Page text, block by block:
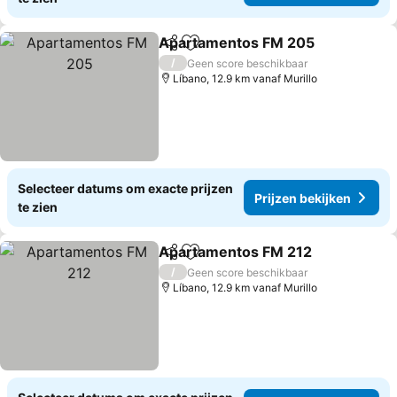
DelenToevoegen aan favorieten
Apartamentos FM 205
/
Geen score beschikbaar
Líbano, 12.9 km vanaf Murillo
Selecteer datums om exacte prijzen
te zien
Prijzen bekijken
DelenToevoegen aan favorieten
Apartamentos FM 212
/
Geen score beschikbaar
Líbano, 12.9 km vanaf Murillo